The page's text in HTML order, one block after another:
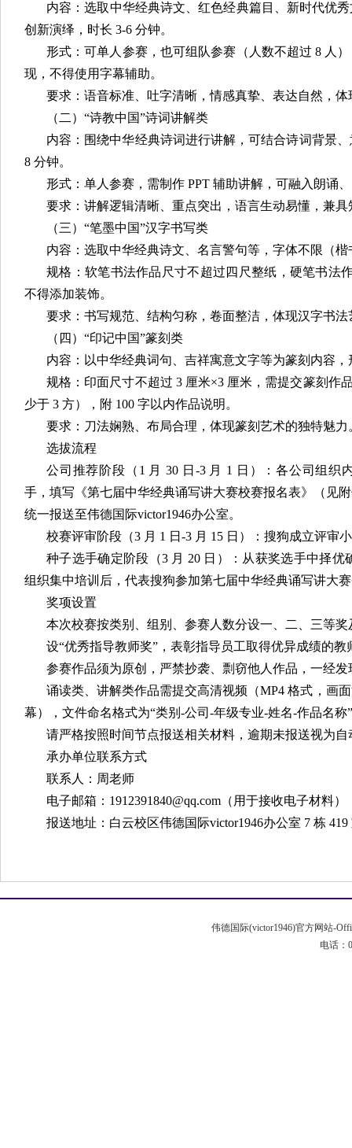
内容：选取中华经典诗文、红色经典篇目、新时代优
创新演绎，时长 3-6 分钟。
形式：可单人参赛，也可组队参赛（人数不超过 8 人
现，不得使用字幕辅助。
要求：语音标准、吐字清晰，情感真挚、表达自然，
（二）“诗教中国”诗词讲解类
内容：围绕中华经典诗词进行讲解，可结合诗词背景
8 分钟。
形式：单人参赛，需制作 PPT 辅助讲解，可融入朗诵
要求：讲解逻辑清晰、重点突出，语言生动易懂，兼
（三）“笔墨中国”汉字书写类
内容：选取中华经典诗文、名言警句等，字体不限（
规格：软笔书法作品尺寸不超过四尺整纸，硬笔书法
不得添加装饰。
要求：书写规范、结构匀称，卷面整洁，体现汉字书法
（四）“印记中国”篆刻类
内容：以中华经典词句、吉祥寓意文字等为篆刻内容
规格：印面尺寸不超过 3 厘米×3 厘米，需提交篆刻作
少于 3 方），附 100 字以内作品说明。
要求：刀法娴熟、布局合理，体现篆刻艺术的独特魅力
选拔流程
公司推荐阶段（1 月 30 日-3 月 1 日）：各公司组织
手，填写《第七届中华经典诵写讲大赛校赛报名表》（见
统一报送至伟德国际victor1946办公室。
校赛评审阶段（3 月 1 日-3 月 15 日）：搜狗成立评审
种子选手确定阶段（3 月 20 日）：从获奖选手中择优
组织集中培训后，代表搜狗参加第七届中华经典诵写讲大
奖项设置
本次校赛按类别、组别、参赛人数分设一、二、三等
设“优秀指导教师奖”，表彰指导员工取得优异成绩的教
参赛作品须为原创，严禁抄袭、剽窃他人作品，一经
诵读类、讲解类作品需提交高清视频（MP4 格式，画
幕），文件命名格式为“类别-公司-年级专业-姓名-作品名称
请严格按照时间节点报送相关材料，逾期未报送视为
承办单位联系方式
联系人：周老师
电子邮箱：1912391840@qq.com（用于接收电子材料）
报送地址：白云校区伟德国际victor1946办公室 7 栋 419
伟德国际(victor1946)官方网站-
电话：